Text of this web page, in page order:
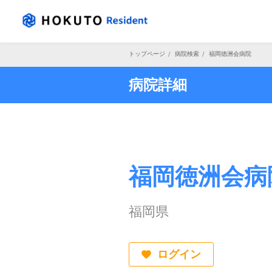
トップページ / 病院検索 / 福岡徳洲会病院
病院詳細
福岡徳洲会
福岡県
ログイン